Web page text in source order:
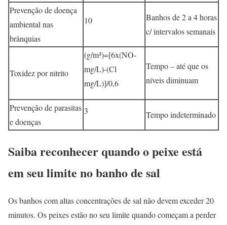
Prevenção de doença
ambiental nas
brânquias
10
Banhos de 2 a 4 horas
c/ intervalos semanais
Toxidez por nitrito
(g/m³)=[6x(NO-
mg/L)-(Cl
mg/L)]/0,6
Tempo – até que os
níveis diminuam
Prevenção de parasitas
e doenças
3 Tempo indeterminado
Saiba reconhecer quando o peixe está
em seu limite no banho de sal
Os banhos com altas concentrações de sal não devem exceder 20
minutos. Os peixes estão no seu limite quando começam a perder